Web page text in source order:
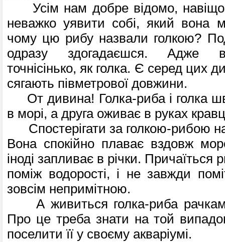
Усім нам добре відомо, навіщо
неважко уявити собі, який вона
чому цю рибу назвали голкою?
одразу здогадаєшся. Адже
точнісінько, як голка. Є серед цих
сягають півметрової довжини.
От дивина! Голка-риба і голка
в морі, а друга оживає в руках
Спостерігати за голкою-рибою
Вона спокійно плаває вздовж
іноді запливає в річки. Причаїться
поміж водорості, і не завжди
зовсім непримітною.
А живиться голка-риба
Про це треба знати на той
поселити її у своєму акваріумі.